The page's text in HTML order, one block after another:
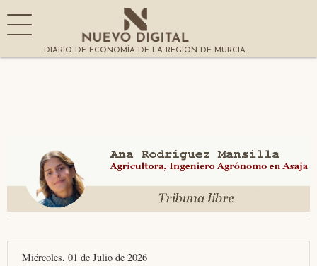
DIARIO DE ECONOMÍA DE LA REGIÓN DE MURCIA
Miércoles, 01 de Julio de 2026